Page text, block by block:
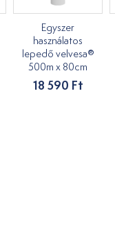
Egyszer
használatos
lepedő velvesa®
500m x 80cm
18 590 Ft